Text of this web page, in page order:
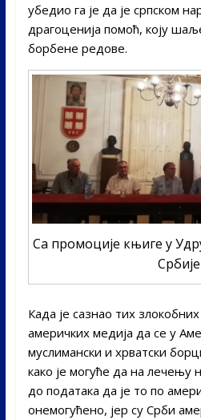
убедио га је да је српском
драгоценија помоћ, коју
борбене редове.
Са промоције књиге у
Србије
Када је сазнао тих
америчких медија да се у
муслимански и хрватски
како је могуће да на
до података да је то по
онемогућено, јер су Срби